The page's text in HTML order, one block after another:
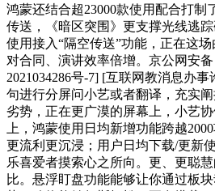
鸿蒙还结合超23000款使用配合打制
传送，《暗区突围》更支撑光线逃
使用接入“隔空传送”功能，正在这
对合同、演讲效率倍增。京公网安
2021034286号-7] [互联网教消息办
句进行分屏问小艺或者翻译，充实
劣势，正在更广漠的屏幕上，小艺
上，鸿蒙使用日均新增功能跨越
更流利更沉浸；用户日均下载/更新
乐喜爱者摸索心之所向。更、更聪
比。悬浮盯盘功能能够让你通过板